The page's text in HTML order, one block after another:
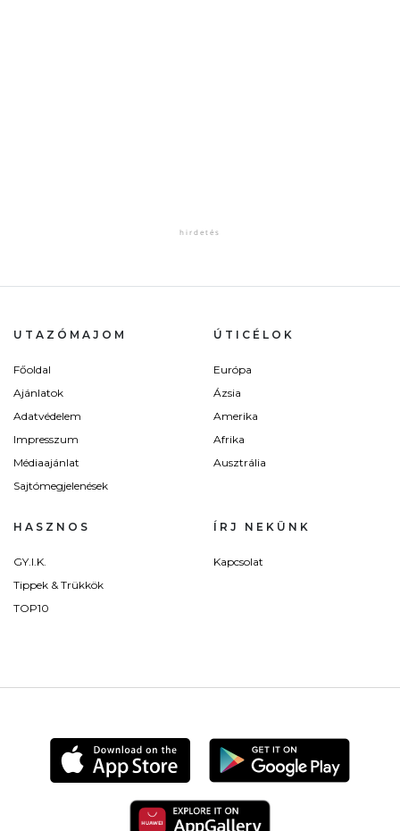
UTAZÓMAJOM
Főoldal
Ajánlatok
Adatvédelem
Impresszum
Médiaajánlat
Sajtómegjelenések
ÚTICÉLOK
Európa
Ázsia
Amerika
Afrika
Ausztrália
HASZNOS
GY.I.K.
Tippek & Trükkök
TOP10
ÍRJ NEKÜNK
Kapcsolat